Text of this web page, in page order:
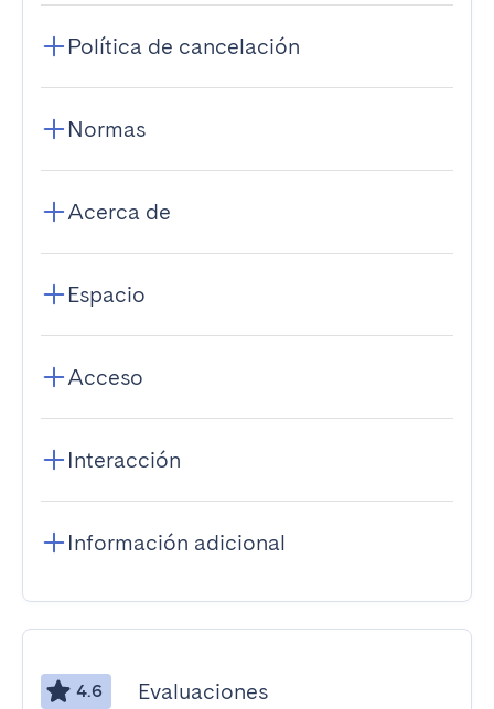
Política de cancelación
Normas
Acerca de
Espacio
Acceso
Interacción
Información adicional
4.6 Evaluaciones